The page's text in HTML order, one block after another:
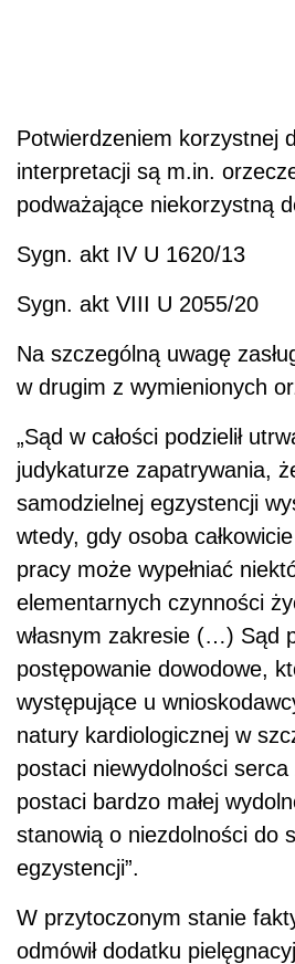
Potwierdzeniem korzystnej
interpretacji są m.in.
podważające niekorzystną
Sygn. akt IV U 1620/13
Sygn. akt VIII U 2055/20
Na szczególną uwagę
w drugim z wymienionych
„Sąd w całości podzielił
judykaturze zapatrywania,
samodzielnej egzystencji
wtedy, gdy osoba
pracy może wypełniać
elementarnych czynności
własnym zakresie (…) Sąd
postępowanie dowodowe,
występujące u
natury kardiologicznej w
postaci niewydolności
postaci bardzo małej
stanowią o niezdolności do
egzystencji”.
W przytoczonym stanie
odmówił dodatku